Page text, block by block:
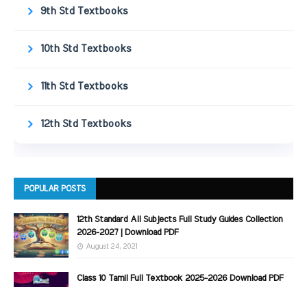
9th Std Textbooks
10th Std Textbooks
11th Std Textbooks
12th Std Textbooks
POPULAR POSTS
12th Standard All Subjects Full Study Guides Collection
2026-2027 | Download PDF
August 24, 2021
Class 10 Tamil Full Textbook 2025-2026 Download PDF